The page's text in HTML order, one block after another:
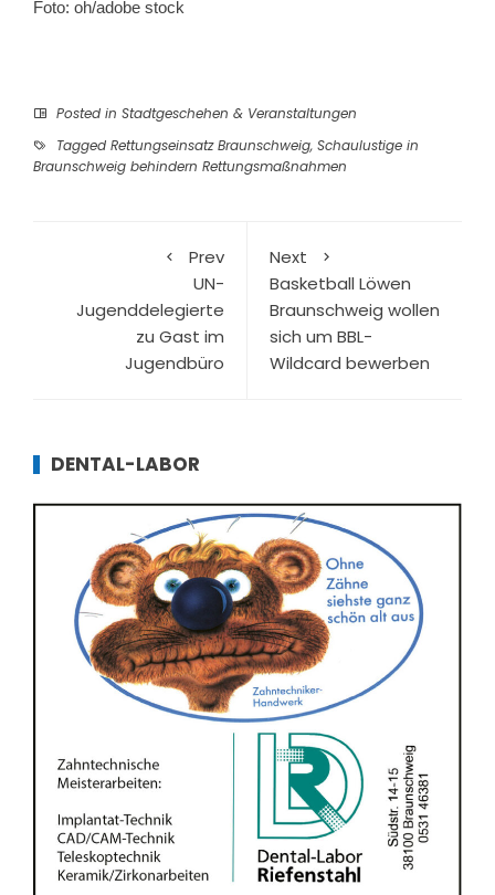
Foto: oh/adobe stock
Posted in Stadtgeschehen & Veranstaltungen
Tagged Rettungseinsatz Braunschweig, Schaulustige in
Braunschweig behindern Rettungsmaßnahmen
Prev
UN-
Jugenddelegierte
zu Gast im
Jugendbüro
Next
Basketball Löwen
Braunschweig wollen
sich um BBL-
Wildcard bewerben
DENTAL-LABOR